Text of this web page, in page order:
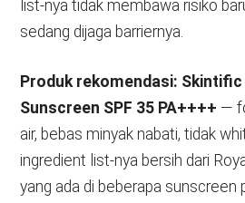
list-nya tidak membawa risiko
sedang dijaga barriernya.
Produk rekomendasi: Skintific
Sunscreen SPF 35 PA++++ —
air, bebas minyak nabati, tidak
ingredient list-nya bersih dari
yang ada di beberapa sunscreen